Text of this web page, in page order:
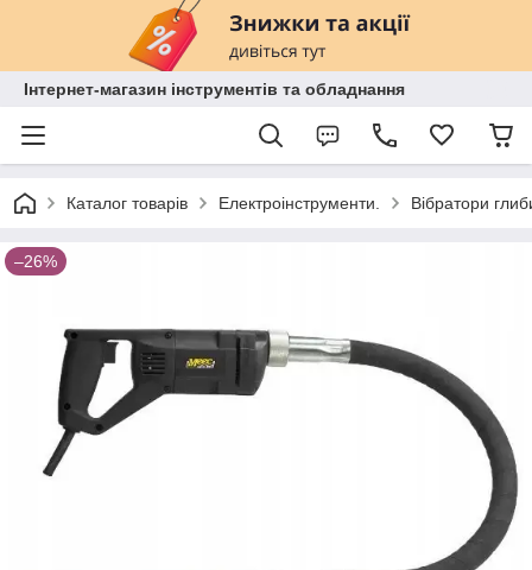
Інтернет-магазин інструментів та обладнання
Каталог товарів Електроінструменти. Вібратори
–26%